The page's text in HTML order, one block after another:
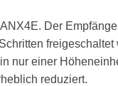
Der
nur einer
reduziert.